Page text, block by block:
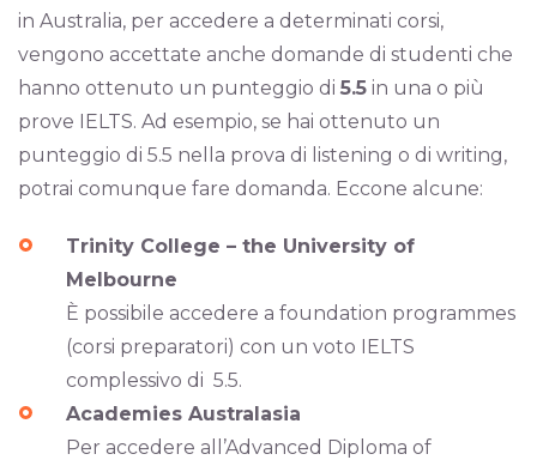
in Australia, per accedere a determinati corsi,
vengono accettate anche domande di studenti che
hanno ottenuto un punteggio di 5.5in una o più
prove IELTS. Ad esempio, se hai ottenuto un
punteggio di 5.5 nella prova di listening o di writing,
potrai comunque fare domanda. Eccone alcune:
Trinity College – the University of
Melbourne
È possibile accedere a foundation programmes
(corsi preparatori) con un voto IELTS
complessivo di 5.5.
Academies Australasia
Per accedere all’Advanced Diploma of